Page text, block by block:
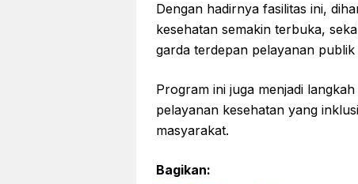
Dengan hadirnya fasilitas ini,
kesehatan semakin terbuka,
garda terdepan pelayanan
Program ini juga menjadi
pelayanan kesehatan yang
masyarakat.
Bagikan: